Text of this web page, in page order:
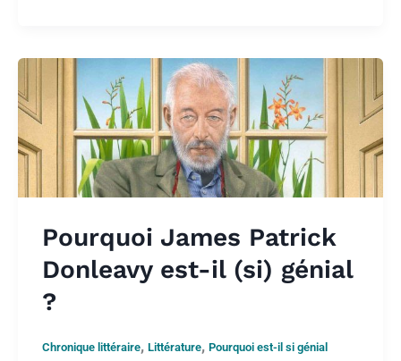
Pourquoi James Patrick
Donleavy est-il (si) génial
?
Chronique littéraire, Littérature, Pourquoi est-il si génial